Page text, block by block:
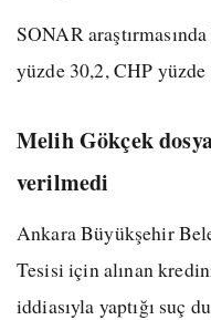
SONAR
yüzde 30,2, CHP yüzde
Melih Gökçek
verilmedi
Ankara Büyükşehir
Tesisi için alınan
iddiasıyla yaptığı suç